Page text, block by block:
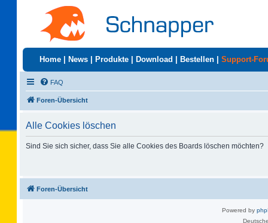
Home News Produkte Download Bestellen Support-
FAQ
Foren-Übersicht
Alle Cookies löschen
Sind Sie sich sicher, dass Sie alle Cookies des Boards löschen möchten?
Foren-Übersicht
Powered by